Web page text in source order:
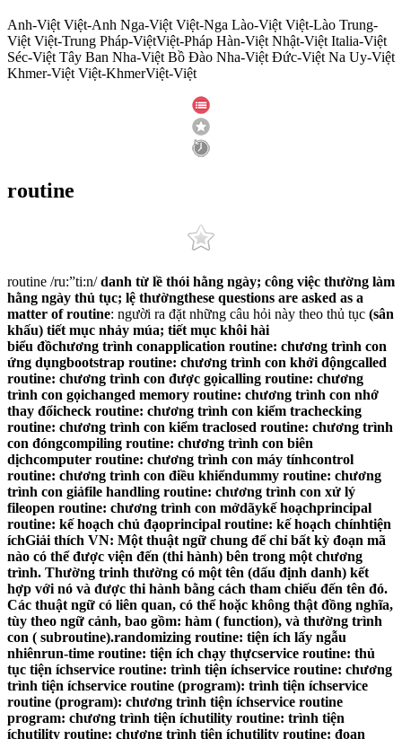
Anh-Việt Việt-Anh Nga-Việt Việt-Nga Lào-Việt Việt-Lào Trung-
Việt Việt-Trung Pháp-ViệtViệt-Pháp Hàn-Việt Nhật-Việt Italia-Việt
Séc-Việt Tây Ban Nha-Việt Bồ Đào Nha-Việt Đức-Việt Na Uy-Việt
Khmer-Việt Việt-KhmerViệt-Việt
routine
routine /ru:”ti:n/danh từ lề thói hằng ngày; công việc thường làm
hằng ngày thủ tục; lệ thườngthese questions are asked as a
matter of routine: người ra đặt những câu hỏi này theo thủ tục (sân
khấu) tiết mục nhảy múa; tiết mục khôi hài
biểu đồchương trình conapplication routine: chương trình con
ứng dụngbootstrap routine: chương trình con khởi độngcalled
routine: chương trình con được gọicalling routine: chương
trình con gọichanged memory routine: chương trình con nhớ
thay đổicheck routine: chương trình con kiểm trachecking
routine: chương trình con kiểm traclosed routine: chương trình
con đóngcompiling routine: chương trình con biên
dịchcomputer routine: chương trình con máy tínhcontrol
routine: chương trình con điều khiểndummy routine: chương
trình con giảfile handling routine: chương trình con xử lý
fileopen routine: chương trình con mởdãykế hoạchprincipal
routine: kế hoạch chủ đạoprincipal routine: kế hoạch chínhtiện
íchGiải thích VN: Một thuật ngữ chung để chỉ bất kỳ đoạn mã
nào có thể được viện đến (thi hành) bên trong một chương
trình. Thường trinh thường có một tên (dấu định danh) kết
hợp với nó và được thi hành bằng cách tham chiếu đến tên đó.
Các thuật ngữ có liên quan, có thể hoặc không thật đồng nghĩa,
tùy theo ngữ cảnh, bao gồm: hàm ( function), và thường trình
con ( subroutine).randomizing routine: tiện ích lấy ngẫu
nhiênrun-time routine: tiện ích chạy thựcservice routine: thủ
tục tiện íchservice routine: trình tiện íchservice routine: chương
trình tiện íchservice routine (program): trình tiện íchservice
routine (program): chương trình tiện íchservice routine
program: chương trình tiện íchutility routine: trình tiện
íchutility routine: chương trình tiện íchutility routine: đoạn